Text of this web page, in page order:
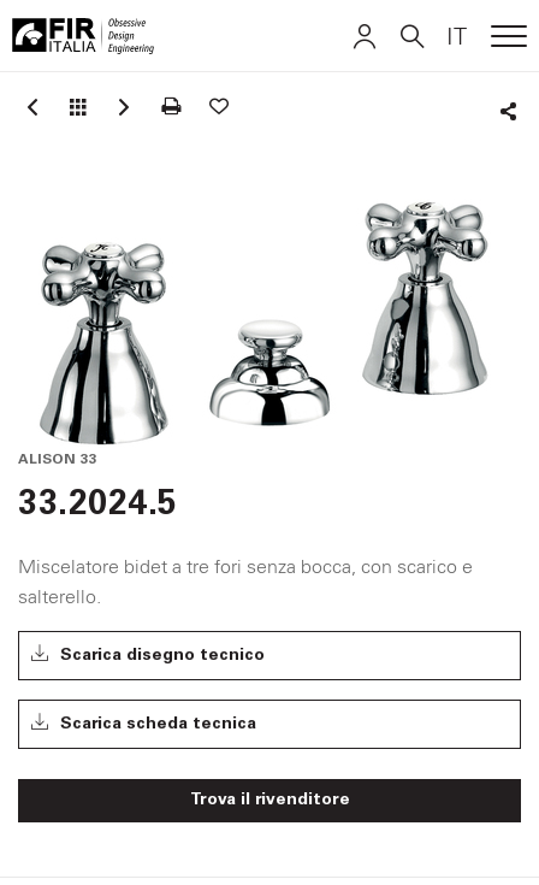
Italia
IT
ALISON 33
33.2024.5
Miscelatore bidet a tre fori senza bocca, con scarico e
salterello.
Scarica disegno tecnico
Scarica scheda tecnica
Trova il rivenditore